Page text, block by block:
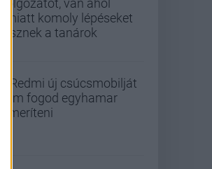
dolgozatot, van ahol
emiatt komoly lépéseket
tesznek a tanárok
A Redmi új csúcsmobilját
nem fogod egyhamar
lemeríteni